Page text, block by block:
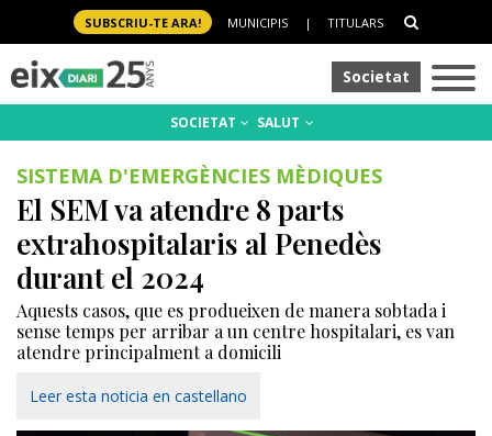
SUBSCRIU-TE ARA! MUNICIPIS | TITULARS
Societat
SOCIETAT SALUT
SISTEMA D'EMERGÈNCIES MÈDIQUES
El SEM va atendre 8 parts
extrahospitalaris al Penedès
durant el 2024
Aquests casos, que es produeixen de manera sobtada i
sense temps per arribar a un centre hospitalari, es van
atendre principalment a domicili
Leer esta noticia en castellano